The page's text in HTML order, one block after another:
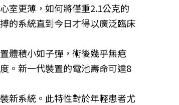
室更薄，如何將僅重2.1公克的
的系統直到今日才得以廣泛臨床
體積小如子彈，術後幾乎無疤
。新一代裝置的電池壽命可達8
新系統。此特性對於年輕患者尤